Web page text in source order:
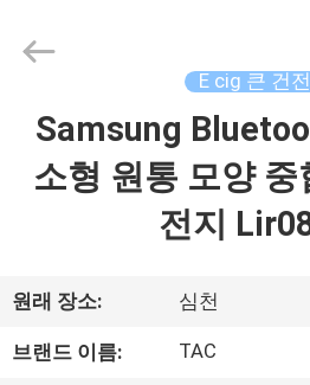
동
2011
Sunland
Technology
E cig 큰 건
Samsung
소형 원통 모양 중
전지
원래 장소: 심천
브랜드 이름: TAC